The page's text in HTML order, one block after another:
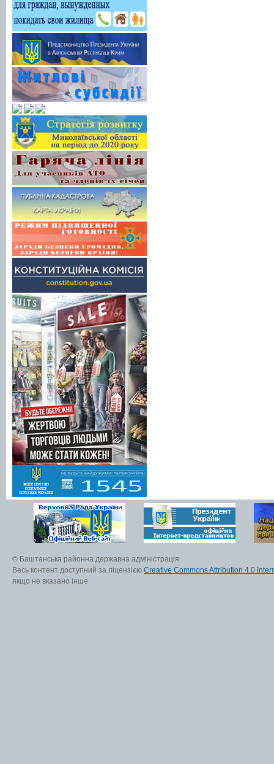
© Баштанська районна державна адміністрація
Весь контент доступний за ліцензією Creative Commons Attribution 4.0
якщо не вказано інше